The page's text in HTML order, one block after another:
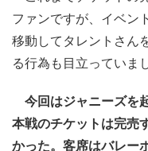
ファンですが、イベン
移動してタレントさん
る行為も目立っていま
今回はジャニーズを
本戦のチケットは完売
かった。客席はバレー